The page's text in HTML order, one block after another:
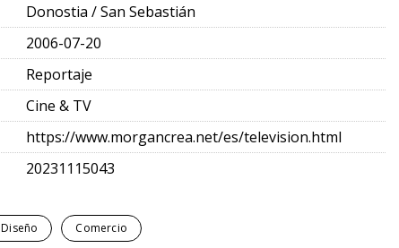
Donostia / San Sebastián
2006-07-20
Reportaje
Cine & TV
https://www.morgancrea.net/es/television.html
20231115043
Diseño Comercio